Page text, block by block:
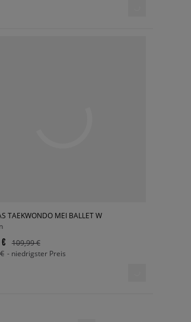
TAEKWONDO MEI BALLET W
109,99 €
- niedrigster Preis